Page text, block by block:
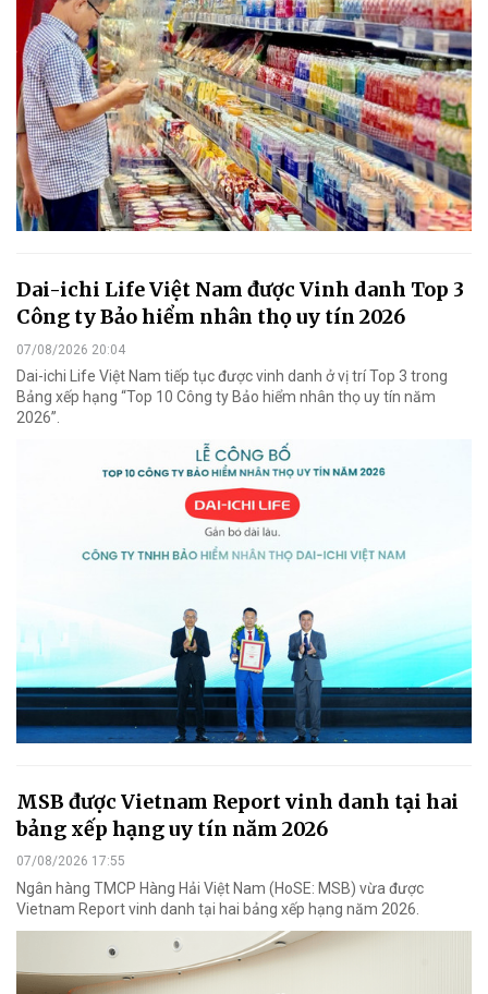
Dai-ichi Life Việt Nam được Vinh danh Top 3
Công ty Bảo hiểm nhân thọ uy tín 2026
07/08/2026 20:04
Dai-ichi Life Việt Nam tiếp tục được vinh danh ở vị trí Top 3 trong
Bảng xếp hạng “Top 10 Công ty Bảo hiểm nhân thọ uy tín năm
2026”.
MSB được Vietnam Report vinh danh tại hai
bảng xếp hạng uy tín năm 2026
07/08/2026 17:55
Ngân hàng TMCP Hàng Hải Việt Nam (HoSE: MSB) vừa được
Vietnam Report vinh danh tại hai bảng xếp hạng năm 2026.